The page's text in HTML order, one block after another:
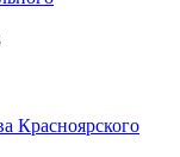
Красноярского